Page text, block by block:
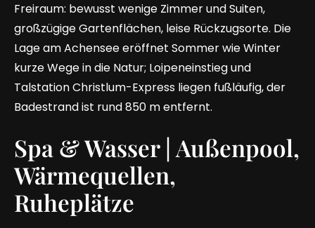
Freiraum: bewusst wenige Zimmer und Suiten,
großzügige Gartenflächen, leise Rückzugsorte. Die
Lage am Achensee eröffnet Sommer wie Winter
kurze Wege in die Natur; Loipeneinstieg und
Talstation Christlum-Express liegen fußläufig, der
Badestrand ist rund 850 m entfernt.
Spa & Wasser | Außenpool,
Wärmequellen,
Ruheplätze